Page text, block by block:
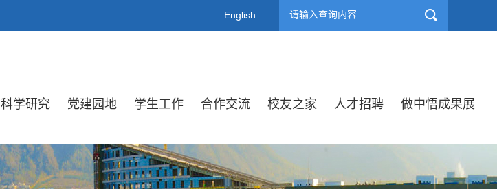
English
科学研究 党建园地 学生工作 合作交流 校友之家 人才招聘 做中悟成果展